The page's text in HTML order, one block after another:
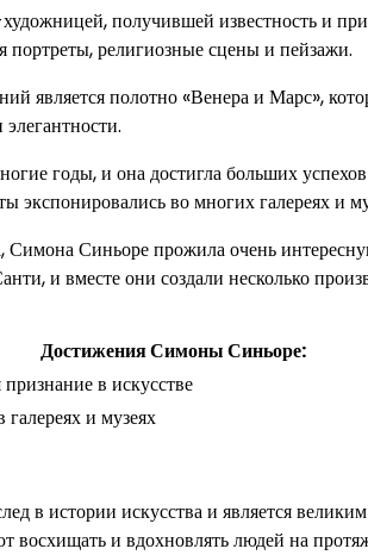
получившей известность и
портреты, религиозные сцены и пейзажи.
является полотно «Венера и Марс»,
годы, и она достигла больших
экспонировались во многих галереях и
Симона Синьоре прожила очень
и вместе они создали несколько
Достижения Симоны Синьоре:
в искусстве
и музеях
в истории искусства и является
восхищать и вдохновлять людей на